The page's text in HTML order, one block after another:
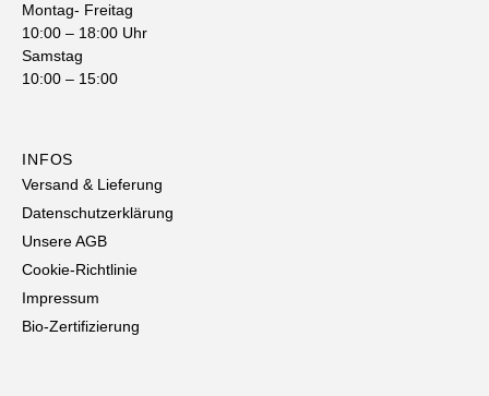
Montag- Freitag
10:00 – 18:00 Uhr
Samstag
10:00 – 15:00
INFOS
Versand & Lieferung
Datenschutzerklärung
Unsere AGB
Cookie-Richtlinie
Impressum
Bio-Zertifizierung